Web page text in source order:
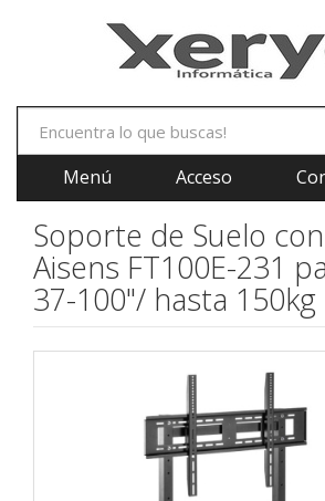
Menú Acceso
Soporte de Suelo
Aisens FT100E-231
37-100"/ hasta 150kg